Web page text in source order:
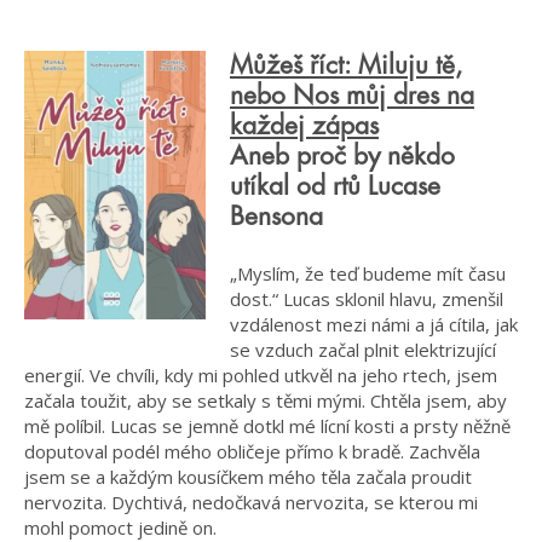
Můžeš říct: Miluju tě,
nebo Nos můj dres na
každej zápas
Aneb proč by někdo
utíkal od rtů Lucase
Bensona
„Myslím, že teď budeme mít času
dost.“ Lucas sklonil hlavu, zmenšil
vzdálenost mezi námi a já cítila, jak
se vzduch začal plnit elektrizující
energií. Ve chvíli, kdy mi pohled utkvěl na jeho rtech, jsem
začala toužit, aby se setkaly s těmi mými. Chtěla jsem, aby
mě políbil. Lucas se jemně dotkl mé lícní kosti a prsty něžně
doputoval podél mého obličeje přímo k bradě. Zachvěla
jsem se a každým kousíčkem mého těla začala proudit
nervozita. Dychtivá, nedočkavá nervozita, se kterou mi
mohl pomoct jedině on.